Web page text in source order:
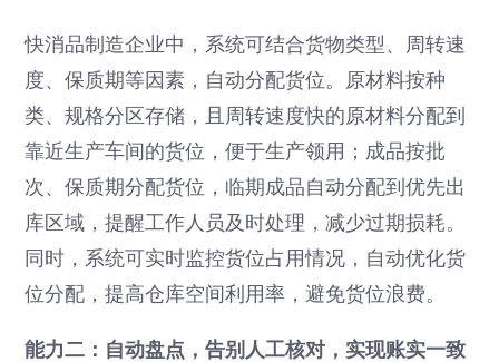
快消品制造企业中，系统可结合货物类型、周转速
度、保质期等因素，自动分配货位。原材料按种
类、规格分区存储，且周转速度快的原材料分配到
靠近生产车间的货位，便于生产领用；成品按批
次、保质期分配货位，临期成品自动分配到优先出
库区域，提醒工作人员及时处理，减少过期损耗。
同时，系统可实时监控货位占用情况，自动优化货
位分配，提高仓库空间利用率，避免货位浪费。
能力二：自动盘点，告别人工核对，实现账实一致